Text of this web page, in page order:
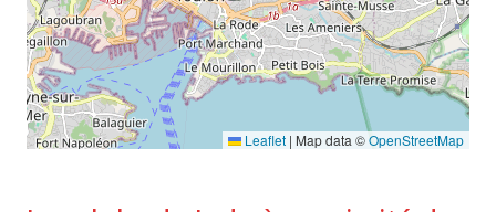
Leaflet | Map data ©OpenStreetMap